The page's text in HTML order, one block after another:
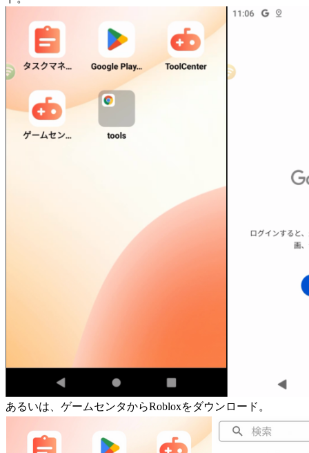
あるいは、ゲームセンタからRobloxをダウンロード。